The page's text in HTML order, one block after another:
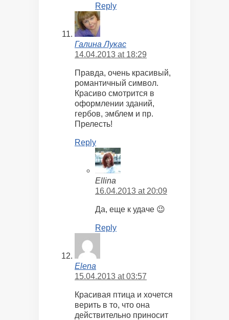
Reply
Галина Лукас
14.04.2013 at 18:29
Правда, очень красивый,
романтичный символ.
Красиво смотрится в
оформлении зданий,
гербов, эмблем и пр.
Прелесть!
Reply
Ellina
16.04.2013 at 20:09
Да, еще к удаче 😉
Reply
Elena
15.04.2013 at 03:57
Красивая птица и хочется
верить в то, что она
действительно приносит